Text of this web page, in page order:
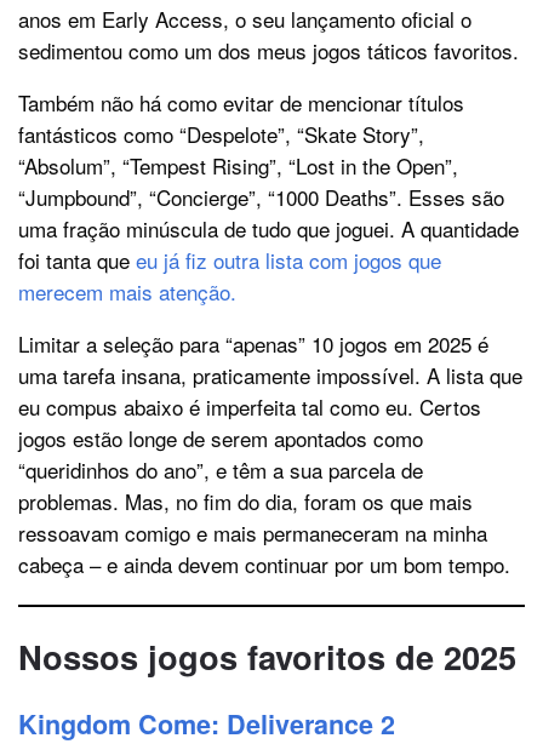
anos em Early Access, o seu lançamento oficial o
sedimentou como um dos meus jogos táticos favoritos.
Também não há como evitar de mencionar títulos
fantásticos como “Despelote”, “Skate Story”,
“Absolum”, “Tempest Rising”, “Lost in the Open”,
“Jumpbound”, “Concierge”, “1000 Deaths”. Esses são
uma fração minúscula de tudo que joguei. A quantidade
foi tanta que eu já fiz outra lista com jogos que
merecem mais atenção.
Limitar a seleção para “apenas” 10 jogos em 2025 é
uma tarefa insana, praticamente impossível. A lista que
eu compus abaixo é imperfeita tal como eu. Certos
jogos estão longe de serem apontados como
“queridinhos do ano”, e têm a sua parcela de
problemas. Mas, no fim do dia, foram os que mais
ressoavam comigo e mais permaneceram na minha
cabeça – e ainda devem continuar por um bom tempo.
Nossos jogos favoritos de 2025
Kingdom Come: Deliverance 2